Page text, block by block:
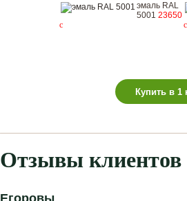
эмаль RAL
5001 23650
c
c
Купить в 1
Отзывы клиентов
Егоровы